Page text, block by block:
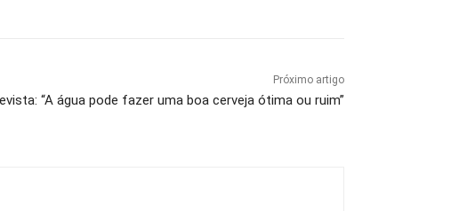
Próximo artigo
“A água pode fazer uma boa cerveja ótima ou ruim”